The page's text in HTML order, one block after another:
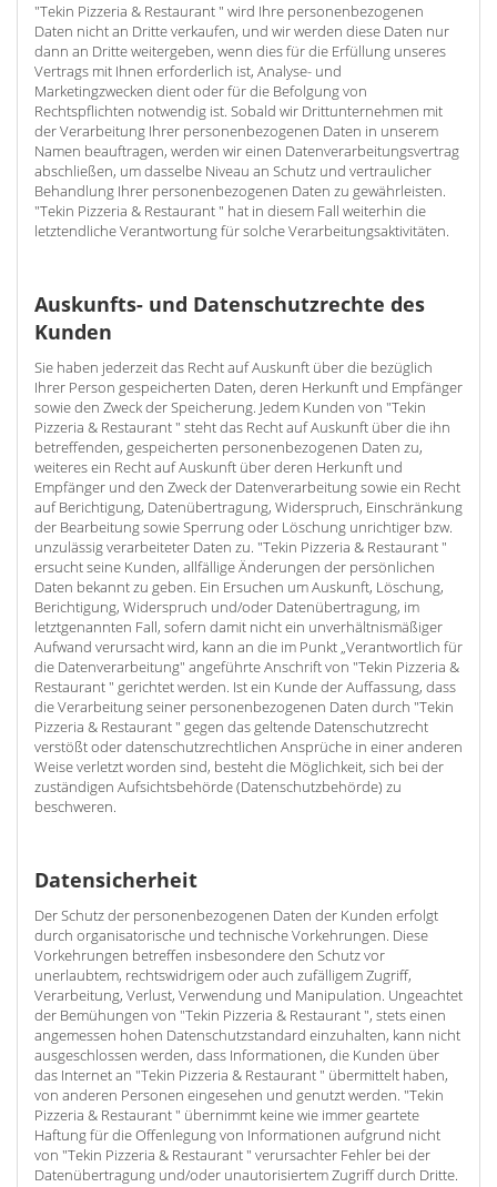
"Tekin Pizzeria & Restaurant " wird Ihre personenbezogenen
Daten nicht an Dritte verkaufen, und wir werden diese Daten nur
dann an Dritte weitergeben, wenn dies für die Erfüllung unseres
Vertrags mit Ihnen erforderlich ist, Analyse- und
Marketingzwecken dient oder für die Befolgung von
Rechtspflichten notwendig ist. Sobald wir Drittunternehmen mit
der Verarbeitung Ihrer personenbezogenen Daten in unserem
Namen beauftragen, werden wir einen Datenverarbeitungsvertrag
abschließen, um dasselbe Niveau an Schutz und vertraulicher
Behandlung Ihrer personenbezogenen Daten zu gewährleisten.
"Tekin Pizzeria & Restaurant " hat in diesem Fall weiterhin die
letztendliche Verantwortung für solche Verarbeitungsaktivitäten.
Auskunfts- und Datenschutzrechte des
Kunden
Sie haben jederzeit das Recht auf Auskunft über die bezüglich
Ihrer Person gespeicherten Daten, deren Herkunft und Empfänger
sowie den Zweck der Speicherung. Jedem Kunden von "Tekin
Pizzeria & Restaurant " steht das Recht auf Auskunft über die ihn
betreffenden, gespeicherten personenbezogenen Daten zu,
weiteres ein Recht auf Auskunft über deren Herkunft und
Empfänger und den Zweck der Datenverarbeitung sowie ein Recht
auf Berichtigung, Datenübertragung, Widerspruch, Einschränkung
der Bearbeitung sowie Sperrung oder Löschung unrichtiger bzw.
unzulässig verarbeiteter Daten zu. "Tekin Pizzeria & Restaurant "
ersucht seine Kunden, allfällige Änderungen der persönlichen
Daten bekannt zu geben. Ein Ersuchen um Auskunft, Löschung,
Berichtigung, Widerspruch und/oder Datenübertragung, im
letztgenannten Fall, sofern damit nicht ein unverhältnismäßiger
Aufwand verursacht wird, kann an die im Punkt „Verantwortlich für
die Datenverarbeitung" angeführte Anschrift von "Tekin Pizzeria &
Restaurant " gerichtet werden. Ist ein Kunde der Auffassung, dass
die Verarbeitung seiner personenbezogenen Daten durch "Tekin
Pizzeria & Restaurant " gegen das geltende Datenschutzrecht
verstößt oder datenschutzrechtlichen Ansprüche in einer anderen
Weise verletzt worden sind, besteht die Möglichkeit, sich bei der
zuständigen Aufsichtsbehörde (Datenschutzbehörde) zu
beschweren.
Datensicherheit
Der Schutz der personenbezogenen Daten der Kunden erfolgt
durch organisatorische und technische Vorkehrungen. Diese
Vorkehrungen betreffen insbesondere den Schutz vor
unerlaubtem, rechtswidrigem oder auch zufälligem Zugriff,
Verarbeitung, Verlust, Verwendung und Manipulation. Ungeachtet
der Bemühungen von "Tekin Pizzeria & Restaurant ", stets einen
angemessen hohen Datenschutzstandard einzuhalten, kann nicht
ausgeschlossen werden, dass Informationen, die Kunden über
das Internet an "Tekin Pizzeria & Restaurant " übermittelt haben,
von anderen Personen eingesehen und genutzt werden. "Tekin
Pizzeria & Restaurant " übernimmt keine wie immer geartete
Haftung für die Offenlegung von Informationen aufgrund nicht
von "Tekin Pizzeria & Restaurant " verursachter Fehler bei der
Datenübertragung und/oder unautorisiertem Zugriff durch Dritte.